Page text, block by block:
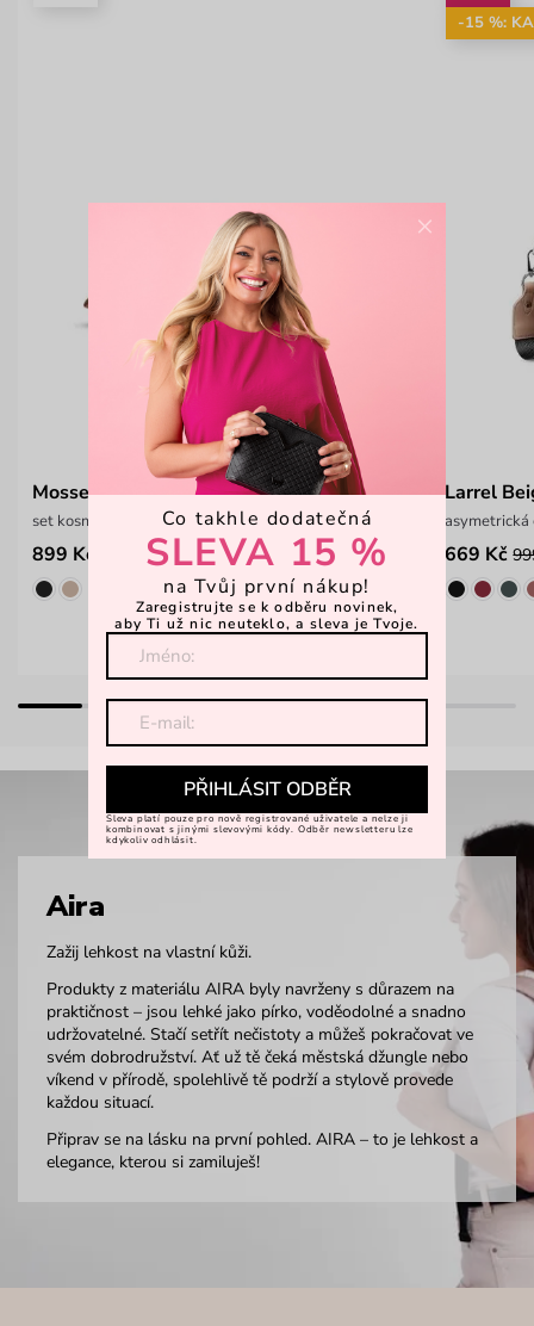
Mosse set Creme
set kosmetických taštiček
899 Kč
-15 %:
Larrel
669 Kč
Aira
Zažij lehkost na vlastní kůži.
Produkty z materiálu AIRA byly navrženy s důrazem na
praktičnost – jsou lehké jako pírko, voděodolné a snadno
udržovatelné. Stačí setřít nečistoty a můžeš pokračovat ve
svém dobrodružství. Ať už tě čeká městská džungle nebo
víkend v přírodě, spolehlivě tě podrží a stylově provede
každou situací.
Připrav se na lásku na první pohled. AIRA – to je lehkost a
elegance, kterou si zamiluješ!
×
Co takhle dodatečná
SLEVA 15 %
na Tvůj první nákup!
Zaregistrujte se k odběru novinek,
aby Ti už nic neuteklo, a sleva je Tvoje.
PŘIHLÁSIT ODBĚR
Sleva platí pouze pro nově registrované uživatele a nelze ji
kombinovat s jinými slevovými kódy. Odběr newsletteru lze
kdykoliv odhlásit.